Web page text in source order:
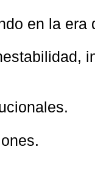
en la era